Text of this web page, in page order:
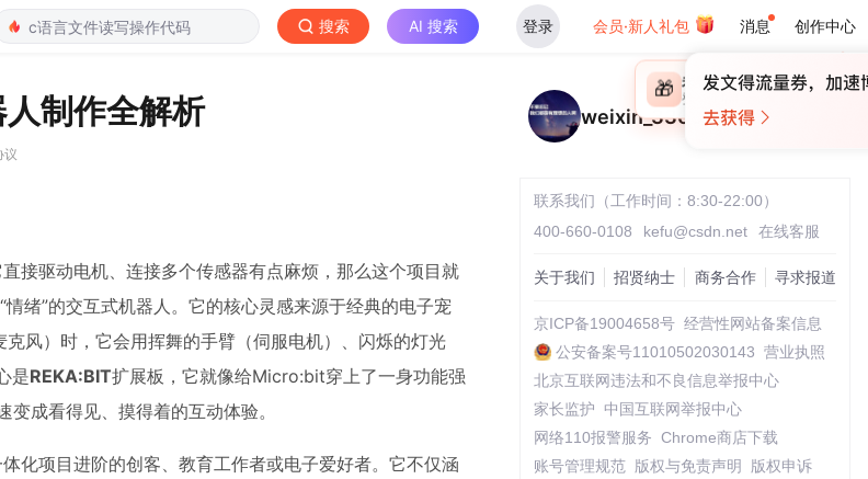
搜索 AI 搜索 登录 会员·新人礼包 消息 创作中心
×
🎁 未登录
登录领取最高
制作全解析
议
接驱动电机、连接多个传感器有点麻烦，那么这个项目就
绪”的交互式机器人。它的核心灵感来源于经典的电子宠
风）时，它会用挥舞的手臂（伺服电机）、闪烁的灯光
是REKA:BIT扩展板，它就像给Micro:bit穿上了一身功能强
成看得见、摸得着的互动体验。
化项目进阶的创客、教育工作者或电子爱好者。它不仅涵
weixin_33657398
联系我们（工作时间：8:30-22:00）
400-660-0108
kefu@csdn.net 在线客服
关于我们 招贤纳士 商务合作 寻求报道
京ICP备19004658号 经营性网站备案信息
公安备案号11010502030143 营业执照
北京互联网违法和不良信息举报中心
家长监护
中国互联网举报中心
网络110报警服务 Chrome商店下载
账号管理规范
版权与免责声明
版权申诉